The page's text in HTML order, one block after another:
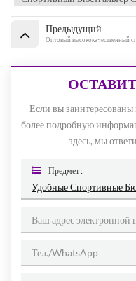
Предыдущий
Оптовый высококачественный
Если вы
более подробную
здесь, мы
Предмет :